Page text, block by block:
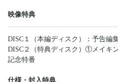
映像特典
DISC１（本編ディスク）：予告編
DISC２（特典ディスク）①メイキ
記念特番
仕様・封入特典